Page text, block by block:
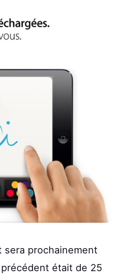
sera prochainement
était de 25